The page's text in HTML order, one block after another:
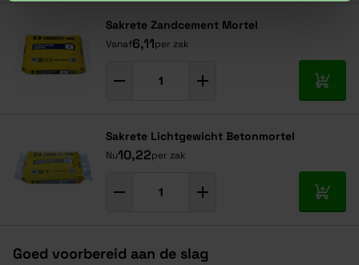
Sakrete Zandcement Mortel
Vanaf6,11per zak
In
Sakrete Lichtgewicht Betonmortel
Nu10,22per zak
In
Goed voorbereid aan de slag